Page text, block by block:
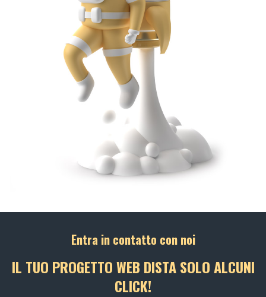
Entra in contatto con noi
IL TUO PROGETTO WEB DISTA SOLO ALCUNI
CLICK!